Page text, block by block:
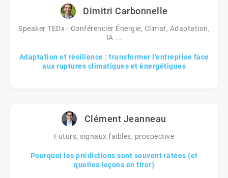
Dimitri Carbonnelle
Speaker TEDx · Conférencier Énergie, Climat, Adaptation,
IA ...
Adaptation et résilience : transformer l'entreprise face
aux ruptures climatiques et énergétiques
Clément Jeanneau
Futurs, signaux faibles, prospective
Pourquoi les prédictions sont souvent ratées (et
quelles leçons en tirer)